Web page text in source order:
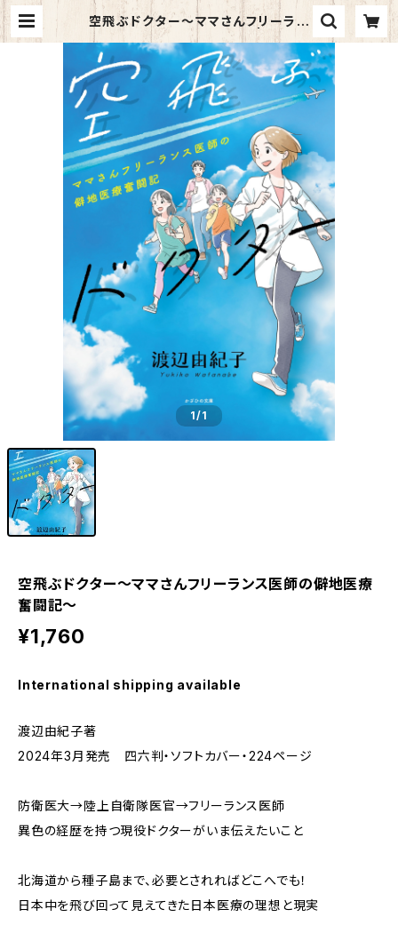
空飛ぶドクター～ママさんフリーラン
ス医師の僻地医療奮闘記～ | kazah
ino
1/1
空飛ぶドクター～ママさんフリーランス医師の僻地医療
奮闘記～
¥1,760
International shipping available
渡辺由紀子著
2024年3月発売 四六判・ソフトカバー・224ページ
防衛医大→陸上自衛隊医官→フリーランス医師
異色の経歴を持つ現役ドクターがいま伝えたいこと
北海道から種子島まで、必要とされればどこへでも！
日本中を飛び回って見えてきた日本医療の理想と現実